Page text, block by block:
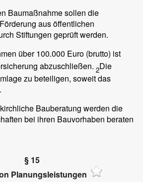
Baumaßnahme sollen die
aus öffentlichen
Stiftungen geprüft werden.
über 100.000 Euro (brutto) ist
abzuschließen. 2Die
zu beteiligen, soweit das
Bauberatung werden die
bei ihren Bauvorhaben beraten
§ 15
Planungsleistungen